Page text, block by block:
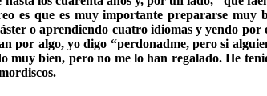
es que es muy importante prepararse muy
o aprendiendo cuatro idiomas y yendo
por algo, yo digo “perdonadme, pero si
muy bien, pero no me lo han regalado. He